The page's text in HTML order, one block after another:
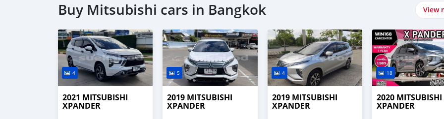
Buy Mitsubishi cars in Bangkok View
4
2021 MITSUBISHI
XPANDER
5
2019 MITSUBISHI
XPANDER
4
2019 MITSUBISHI
XPANDER
18
2020 MITSUBISHI
XPANDER